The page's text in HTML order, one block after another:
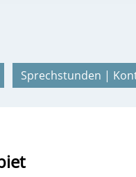
Sprechstunden |